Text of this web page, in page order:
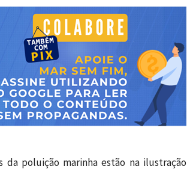
da poluição marinha estão na ilustração